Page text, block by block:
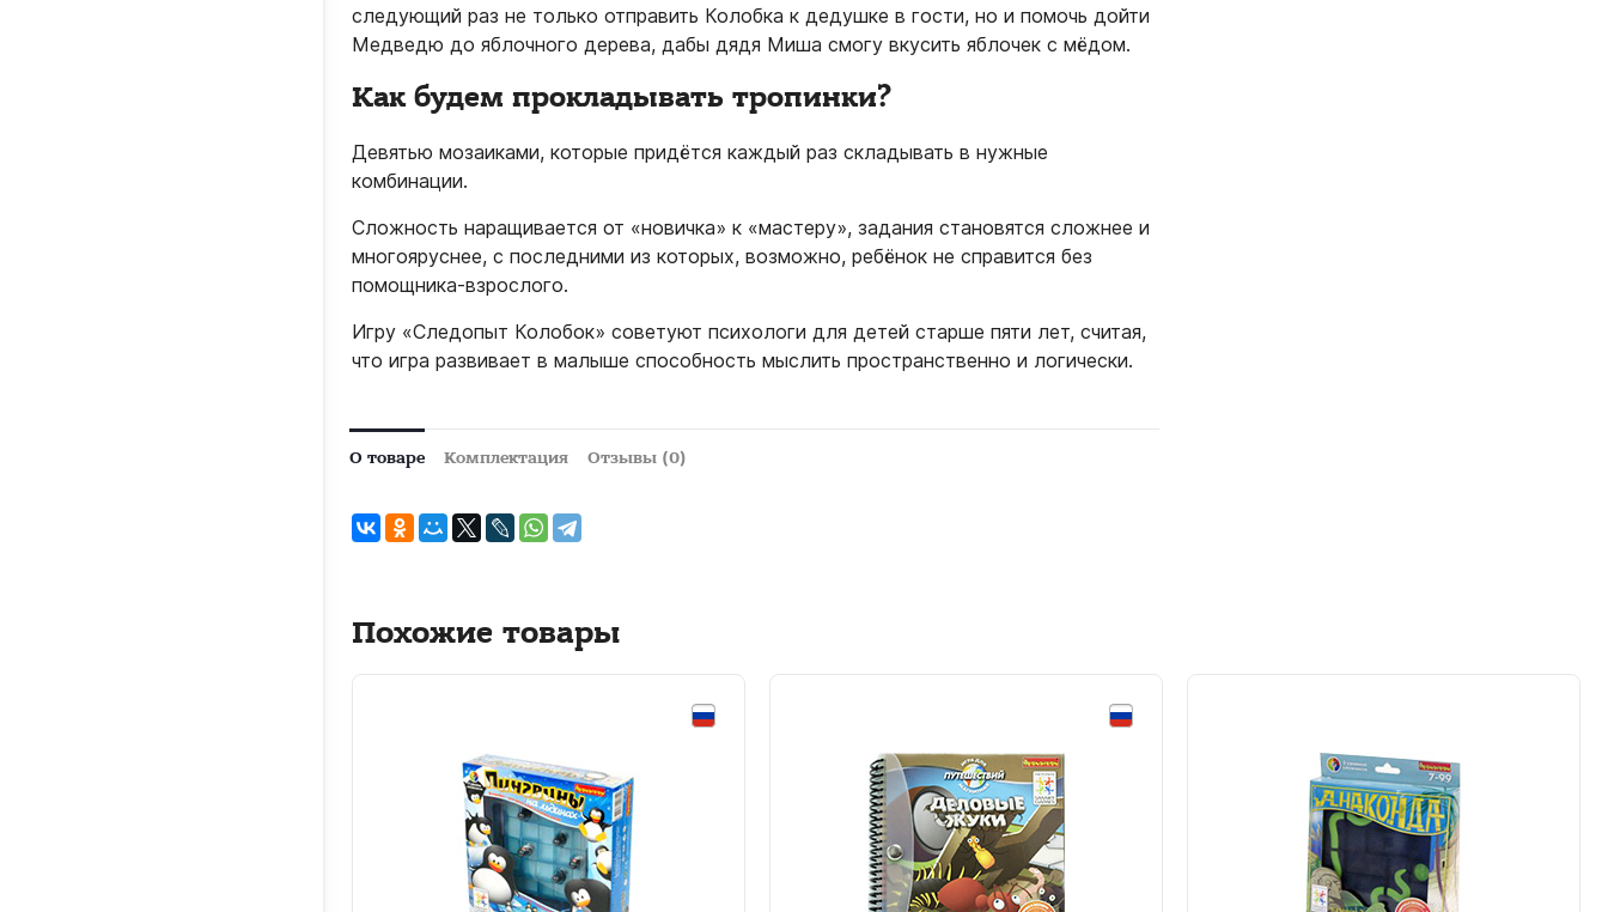
следующий раз не только отправить Колобка к дедушке в гости, но и помочь дойти
Медведю до яблочного дерева, дабы дядя Миша смогу вкусить яблочек с мёдом.
Как будем прокладывать тропинки?
Девятью мозаиками, которые придётся каждый раз складывать в нужные
комбинации.
Сложность наращивается от «новичка» к «мастеру», задания становятся сложнее и
многояруснее, с последними из которых, возможно, ребёнок не справится без
помощника-взрослого.
Игру «Следопыт Колобок» советуют психологи для детей старше пяти лет, считая,
что игра развивает в малыше способность мыслить пространственно и логически.
О товаре Комплектация Отзывы (0)
Похожие товары